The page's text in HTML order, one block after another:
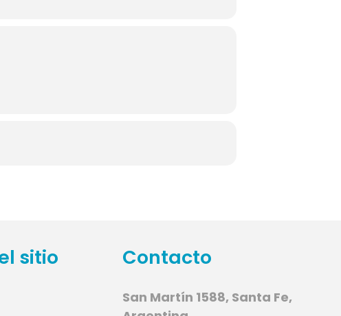
sitio Contacto
San Martín 1588, Santa Fe,